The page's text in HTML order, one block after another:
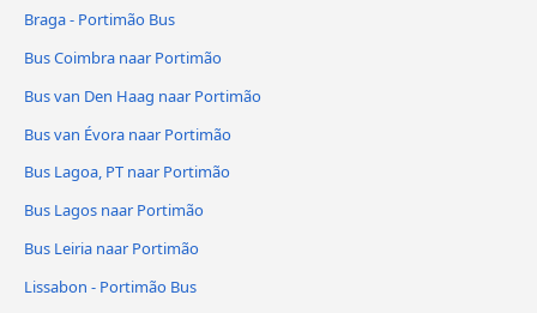
Braga - Portimão Bus
Bus Coimbra naar Portimão
Bus van Den Haag naar Portimão
Bus van Évora naar Portimão
Bus Lagoa, PT naar Portimão
Bus Lagos naar Portimão
Bus Leiria naar Portimão
Lissabon - Portimão Bus